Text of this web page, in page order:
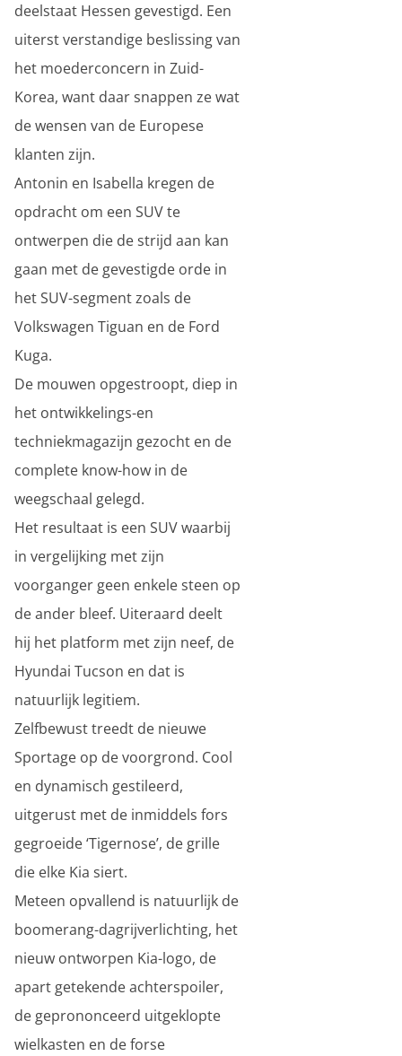
deelstaat Hessen gevestigd. Een
uiterst verstandige beslissing van
het moederconcern in Zuid-
Korea, want daar snappen ze wat
de wensen van de Europese
klanten zijn.
Antonin en Isabella kregen de
opdracht om een SUV te
ontwerpen die de strijd aan kan
gaan met de gevestigde orde in
het SUV-segment zoals de
Volkswagen Tiguan en de Ford
Kuga.
De mouwen opgestroopt, diep in
het ontwikkelings-en
techniekmagazijn gezocht en de
complete know-how in de
weegschaal gelegd.
Het resultaat is een SUV waarbij
in vergelijking met zijn
voorganger geen enkele steen op
de ander bleef. Uiteraard deelt
hij het platform met zijn neef, de
Hyundai Tucson en dat is
natuurlijk legitiem.
Zelfbewust treedt de nieuwe
Sportage op de voorgrond. Cool
en dynamisch gestileerd,
uitgerust met de inmiddels fors
gegroeide ‘Tigernose’, de grille
die elke Kia siert.
Meteen opvallend is natuurlijk de
boomerang-dagrijverlichting, het
nieuw ontworpen Kia-logo, de
apart getekende achterspoiler,
de geprononceerd uitgeklopte
wielkasten en de forse